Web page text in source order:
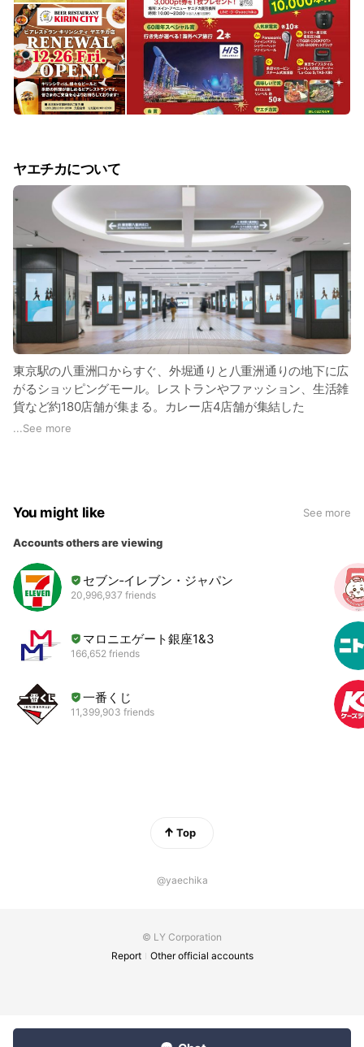
ヤエチカについて
東京駅の八重洲口からすぐ、外堀通りと八重洲通りの地下に広
がるショッピングモール。レストランやファッション、生活雑
貨など約180店舗が集まる。カレー店4店舗が集結した
「TOKYO CURRY QUARTET[トウキョウカレーカルテッ
...See more
You might like See more
Accounts others are viewing
セブン‐イレブン・ジャパン
20,996,937 friends
マロニエゲート銀座1&3
166,652 friends
一番くじ
11,399,903 friends
Top
@yaechika
© LY Corporation
Report
Other official accounts